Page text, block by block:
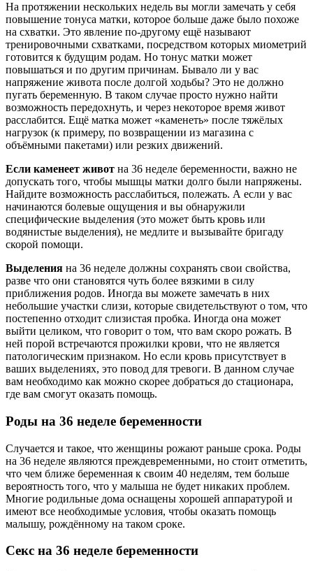
На протяжении нескольких недель вы могли замечать у себя
повышение тонуса матки, которое больше даже было похоже
на схватки. Это явление по-другому ещё называют
тренировочными схватками, посредством которых миометрий
готовится к будущим родам. Но тонус матки может
повышаться и по другим причинам. Бывало ли у вас
напряжение живота после долгой ходьбы? Это не должно
пугать беременную. В таком случае просто нужно найти
возможность передохнуть, и через некоторое время живот
расслабится. Ещё матка может «каменеть» после тяжёлых
нагрузок (к примеру, по возвращении из магазина с
объёмными пакетами) или резких движений.
Если каменеет живот на 36 неделе беременности, важно не
допускать того, чтобы мышцы матки долго были напряжены.
Найдите возможность расслабиться, полежать. А если у вас
начинаются болевые ощущения и вы обнаружили
специфические выделения (это может быть кровь или
водянистые выделения), не медлите и вызывайте бригаду
скорой помощи.
Выделения на 36 неделе должны сохранять свои свойства,
разве что они становятся чуть более вязкими в силу
приближения родов. Иногда вы можете замечать в них
небольшие участки слизи, которые свидетельствуют о том, что
постепенно отходит слизистая пробка. Иногда она может
выйти целиком, что говорит о том, что вам скоро рожать. В
ней порой встречаются прожилки крови, что не является
патологическим признаком. Но если кровь присутствует в
ваших выделениях, это повод для тревоги. В данном случае
вам необходимо как можно скорее добраться до стационара,
где вам смогут оказать помощь.
Роды на 36 неделе беременности
Случается и такое, что женщины рожают раньше срока. Роды
на 36 неделе являются преждевременными, но стоит отметить,
что чем ближе беременная к своим 40 неделям, тем больше
вероятность того, что у малыша не будет никаких проблем.
Многие родильные дома оснащены хорошей аппаратурой и
имеют все необходимые условия, чтобы оказать помощь
малышу, рождённому на таком сроке.
Секс на 36 неделе беременности